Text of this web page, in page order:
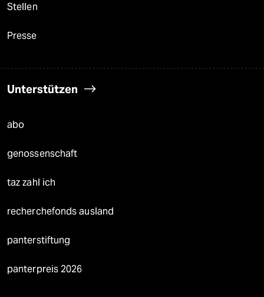
Stellen
Presse
Unterstützen
abo
genossenschaft
taz zahl ich
recherchefonds ausland
panterstiftung
panterpreis 2026